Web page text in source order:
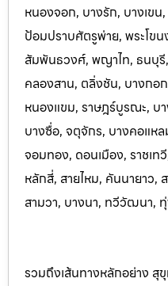
หนองจอก, บางรัก, บางเข
ป้อมปราบศัตรูพ่าย, พระโข
สัมพันธวงศ์, พญาไท, ธนบุ
คลองสาน, ตลิ่งชัน, บางกอ
หนองแขม, ราษฎร์บูรณะ, บ
บางซื่อ, จตุจักร, บางคอแหล
จอมทอง, ดอนเมือง, ราชเ
หลักสี่, สายไหม, คันนายาว,
สามวา, บางนา, ทวีวัฒนา,
รวมถึงเส้นทางหลักอย่าง สุ